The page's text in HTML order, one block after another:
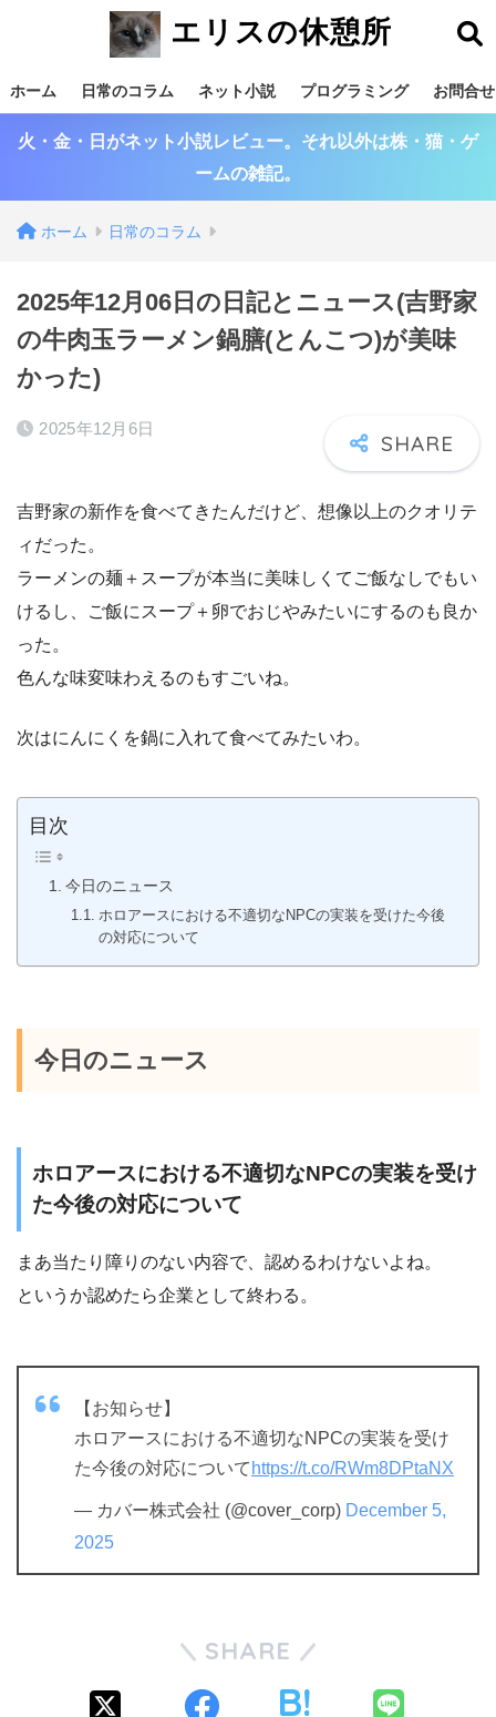
エリスの休憩所
ホーム 日常のコラム ネット小説 プログラミング お問合せ
火・金・日がネット小説レビュー。それ以外は株・猫・ゲ
ームの雑記。
ホーム 日常のコラム
2025年12月06日の日記とニュース(吉野家
の牛肉玉ラーメン鍋膳(とんこつ)が美味
かった)
2025年12月6日
吉野家の新作を食べてきたんだけど、想像以上のクオリテ
ィだった。
ラーメンの麺＋スープが本当に美味しくてご飯なしでもい
けるし、ご飯にスープ＋卵でおじやみたいにするのも良か
った。
色んな味変味わえるのもすごいね。
次はにんにくを鍋に入れて食べてみたいわ。
目次
今日のニュース
ホロアースにおける不適切なNPCの実装を受けた今後
の対応について
今日のニュース
ホロアースにおける不適切なNPCの実装を受け
た今後の対応について
まあ当たり障りのない内容で、認めるわけないよね。
というか認めたら企業として終わる。
【お知らせ】
ホロアースにおける不適切なNPCの実装を受け
た今後の対応について https://t.co/RWm8DPtaNX
— カバー株式会社 (@cover_corp) December 5,
2025
SHARE